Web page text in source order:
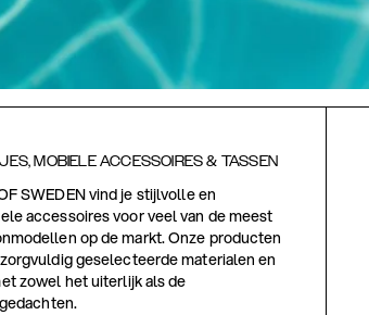
MOBIELE ACCESSOIRES & TASSEN
SWEDEN vind je stijlvolle en
accessoires voor veel van de meest
op de markt. Onze producten
geselecteerde materialen en
zowel het uiterlijk als de